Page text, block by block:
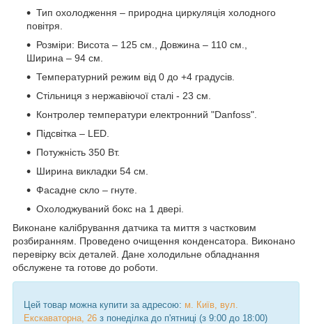
Тип охолодження – природна циркуляція холодного
повітря.
Розміри: Висота – 125 см., Довжина – 110 см.,
Ширина – 94 см.
Температурний режим від 0 до +4 градусів.
Стільниця з нержавіючої сталі - 23 см.
Контролер температури електронний "Danfoss".
Підсвітка – LED.
Потужність 350 Вт.
Ширина викладки 54 см.
Фасадне скло – гнуте.
Охолоджуваний бокс на 1 двері.
Виконане калібрування датчика та миття з частковим
розбиранням. Проведено очищення конденсатора. Виконано
перевірку всіх деталей. Дане холодильне обладнання
обслужене та готове до роботи.
Цей товар можна купити за адресою: м. Київ, вул.
Екскаваторна, 26 з понеділка до п'ятниці (з 9:00 до 18:00)